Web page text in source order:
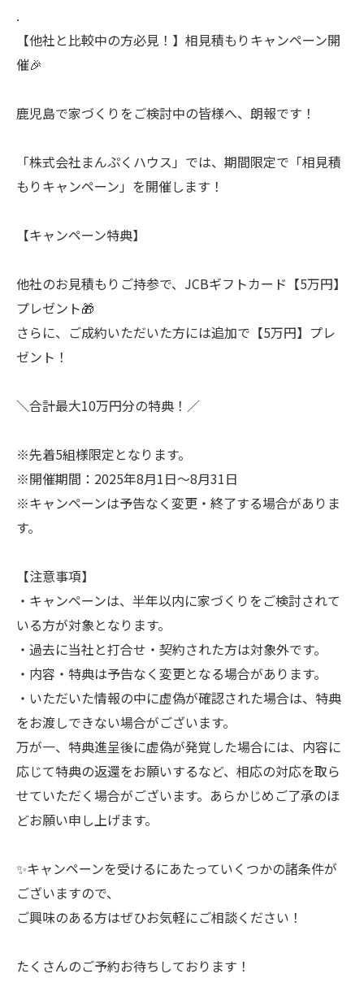
.
【他社と比較中の方必見！】相見積もりキャンペーン開
催🎉
鹿児島で家づくりをご検討中の皆様へ、朗報です！
「株式会社まんぷくハウス」では、期間限定で「相見積
もりキャンペーン」を開催します！
【キャンペーン特典】
他社のお見積もりご持参で、JCBギフトカード【5万円】
プレゼント🎁
さらに、ご成約いただいた方には追加で【5万円】プレ
ゼント！
＼合計最大10万円分の特典！／
※先着5組様限定となります。
※開催期間：2025年8月1日〜8月31日
※キャンペーンは予告なく変更・終了する場合がありま
す。
【注意事項】
・キャンペーンは、半年以内に家づくりをご検討されて
いる方が対象となります。
・過去に当社と打合せ・契約された方は対象外です。
・内容・特典は予告なく変更となる場合があります。
・いただいた情報の中に虚偽が確認された場合は、特典
をお渡しできない場合がございます。
万が一、特典進呈後に虚偽が発覚した場合には、内容に
応じて特典の返還をお願いするなど、相応の対応を取ら
せていただく場合がございます。あらかじめご了承のほ
どお願い申し上げます。
✨キャンペーンを受けるにあたっていくつかの諸条件が
ございますので、
ご興味のある方はぜひお気軽にご相談ください！
たくさんのご予約お待ちしております！